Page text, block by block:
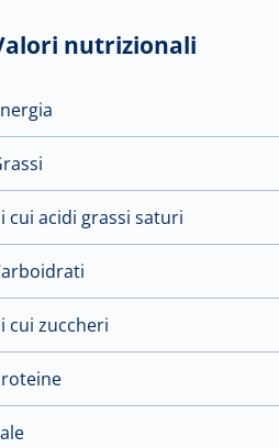
nutrizionali
cui acidi grassi saturi
cui zuccheri